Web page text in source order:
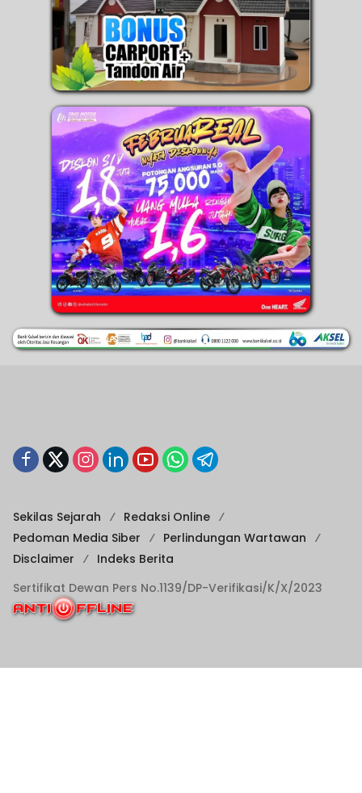
Sekilas Sejarah
Redaksi Online
Pedoman Media Siber
Perlindungan Wartawan
Disclaimer
Indeks Berita
Sertifikat Dewan Pers No.1139/DP-Verifikasi/K/X/2023